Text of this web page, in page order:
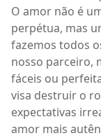
O amor não é
perpétua, mas
fazemos todos
nosso parceiro,
fáceis ou
visa destruir o
expectativas
amor mais